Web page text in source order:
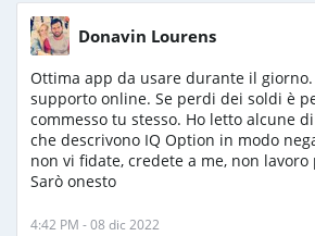
Donavin Lourens
Ottima app da usare durante il
supporto online. Se perdi dei soldi è
commesso tu stesso. Ho letto alcune
che descrivono IQ Option in modo
non vi fidate, credete a me, non
Sarò onesto
4:42 PM - 08 dic 2022